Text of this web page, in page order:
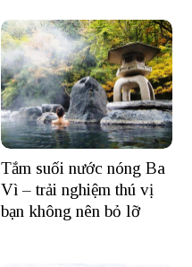
Tắm suối nước nóng Ba
Vì – trải nghiệm thú vị
bạn không nên bỏ lỡ